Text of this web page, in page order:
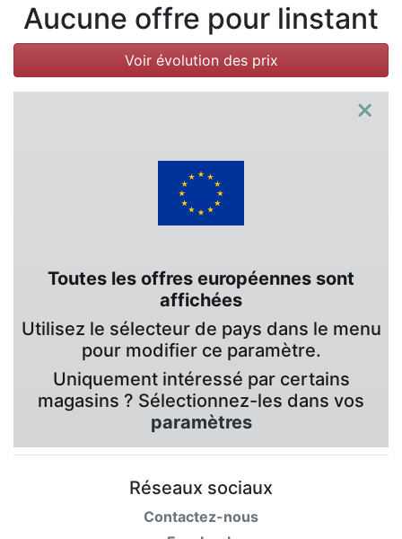
Aucune offre pour linstant
Voir évolution des prix
×
Toutes les offres européennes sont
affichées
Utilisez le sélecteur de pays dans le menu
pour modifier ce paramètre.
Uniquement intéressé par certains
magasins ? Sélectionnez-les dans vos
paramètres
Réseaux sociaux
Contactez-nous